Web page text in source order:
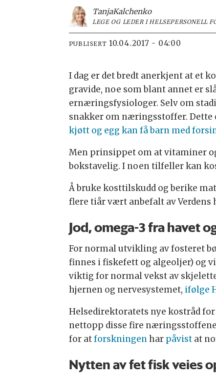
TanjaKalchenko
LEGE OG LEDER I HELSEPERSONELL
PUBLISERT 10.04.2017 - 04:00
I dag er det bredt anerkjent at et
gravide, noe som blant annet er
ernæringsfysiologer. Selv om
snakker om næringsstoffer.
kjøtt og egg kan få barn med
Men prinsippet om at vitaminer
bokstavelig. I noen tilfeller kan
Å bruke kosttilskudd og berike
flere tiår vært anbefalt av
Jod, omega-3 fra havet
For normal utvikling av fosteret
finnes i fiskefett og algeoljer) og
viktig for normal vekst av
hjernen og nervesystemet, ifølge
Helsedirektoratets nye kostråd
nettopp disse fire
for atforskningenhar påvistat
Nytten av fet fisk veies